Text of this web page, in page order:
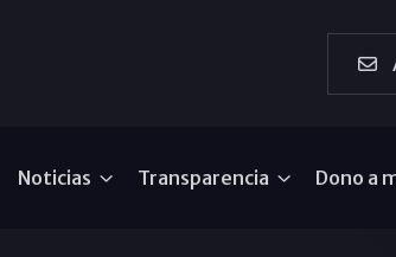
Noticias Transparencia Dono a